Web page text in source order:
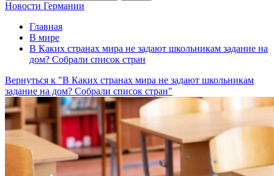
Новости Германии
Главная
В мире
В Каких странах мира не задают школьникам задание на
дом? Собрали список стран
Вернуться к "В Каких странах мира не задают школьникам
задание на дом? Собрали список стран"